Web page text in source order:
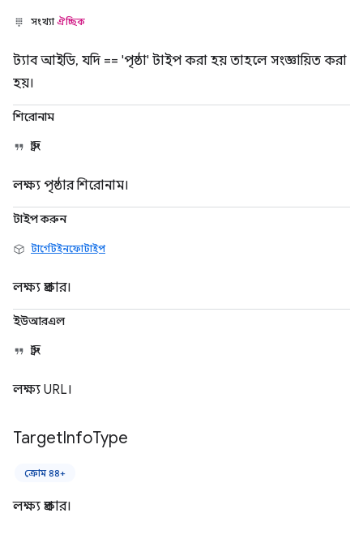
সংখ্যাঐচ্ছিক
ট্যাব আইডি, যদি == 'পৃষ্ঠা' টাইপ করা হয় তাহলে সংজ্ঞায়িত করা
হয়।
শিরোনাম
স্ট্রিং
লক্ষ্য পৃষ্ঠার শিরোনাম।
টাইপ করুন
টার্গেটইনফোটাইপ
লক্ষ্য প্রকার।
ইউআরএল
স্ট্রিং
লক্ষ্য URL।
TargetInfoType
ক্রোম ৪৪+
লক্ষ্য প্রকার।